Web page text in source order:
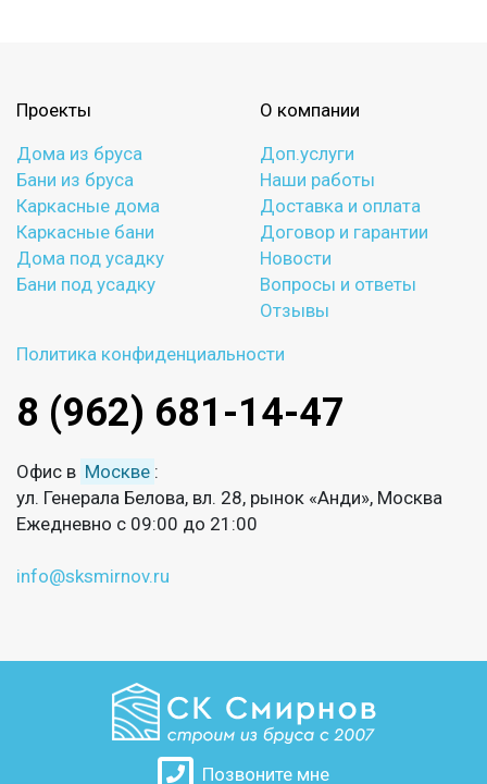
Проекты
Дома из бруса
Бани из бруса
Каркасные дома
Каркасные бани
Дома под усадку
Бани под усадку
О компании
Доп.услуги
Наши работы
Доставка и оплата
Договор и гарантии
Новости
Вопросы и ответы
Отзывы
Политика конфиденциальности
8 (962) 681-14-47
Офис в Москве :
ул. Генерала Белова, вл. 28, рынок «Анди», Москва
Ежедневно с 09:00 до 21:00
info@sksmirnov.ru
Позвоните мне